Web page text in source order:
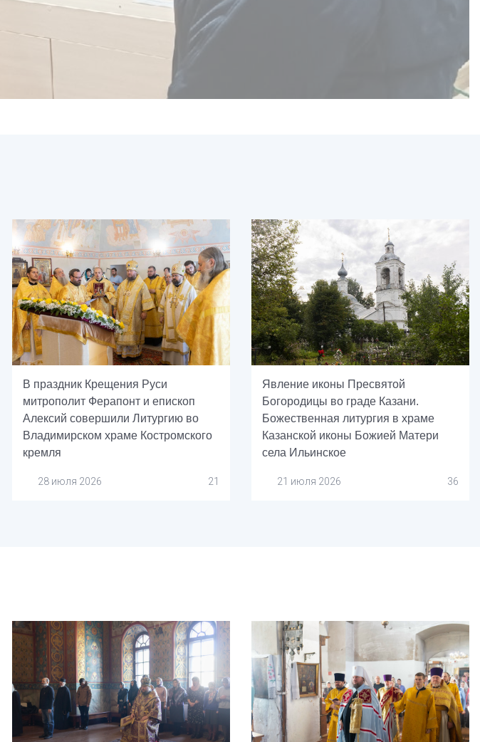
В праздник Крещения Руси
митрополит Ферапонт и епископ
Алексий совершили Литургию во
Владимирском храме Костромского
кремля
28 июля 2026 21
Явление иконы Пресвятой
Богородицы во граде Казани.
Божественная литургия в храме
Казанской иконы Божией Матери
села Ильинское
21 июля 2026 36